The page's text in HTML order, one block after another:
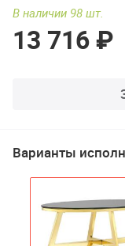
В наличии 98 шт.
13 716 ₽
Варианты